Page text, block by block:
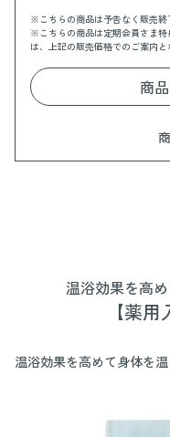
※こちらの商品は予告なく販売終
※こちらの商品は定期会員さま特
は、上記の販売価格でのご案内と
商
甲皮の使用材：ポリ
サイズ
Sサイズ：21.0cm〜
Mサイズ：23.0cm〜
生産国：中国
温浴効果を高
【薬
温浴効果を高めて身体を温